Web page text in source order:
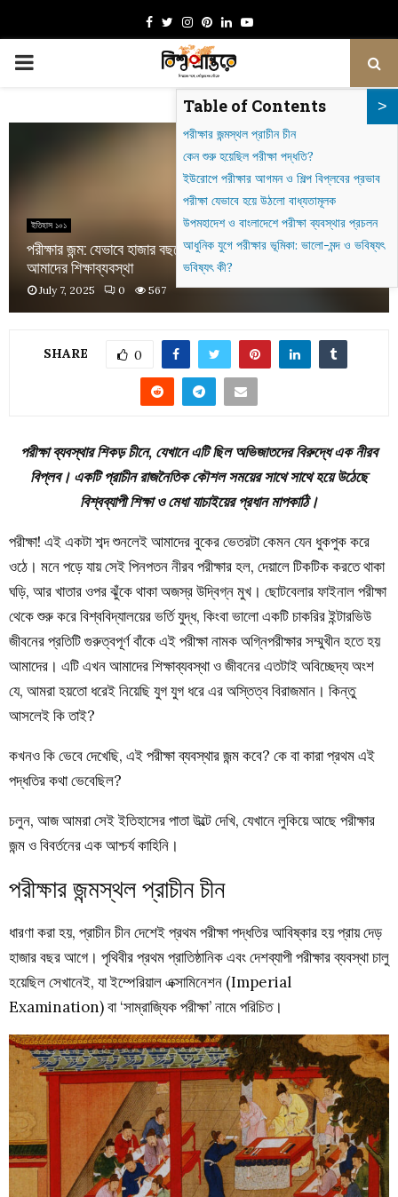
Facebook
TwitterInstagram
Pinterest
LinkedinYoutube
PRIMARY
ইতিহাস ১০১
পরীক্ষার জন্ম: যেভাবে হাজার বছরের এক চীনা উদ্ভাবন শাসন করছে
আমাদের শিক্ষাব্যবস্থা
July 7, 2025 0 567
SHARE 0
পরীক্ষা ব্যবস্থার শিকড় চীনে, যেখানে এটি ছিল অভিজাতদের বিরুদ্ধে এক নীরব
বিপ্লব। একটি প্রাচীন রাজনৈতিক কৌশল সময়ের সাথে সাথে হয়ে উঠেছে
বিশ্বব্যাপী শিক্ষা ও মেধা যাচাইয়ের প্রধান মাপকাঠি।
পরীক্ষা! এই একটা শব্দ শুনলেই আমাদের বুকের ভেতরটা কেমন যেন ধুকপুক করে
ওঠে। মনে পড়ে যায় সেই পিনপতন নীরব পরীক্ষার হল, দেয়ালে টিকটিক করতে থাকা
ঘড়ি, আর খাতার ওপর ঝুঁকে থাকা অজস্র উদ্বিগ্ন মুখ। ছোটবেলার ফাইনাল পরীক্ষা
থেকে শুরু করে বিশ্ববিদ্যালয়ের ভর্তি যুদ্ধ, কিংবা ভালো একটি চাকরির ইন্টারভিউ
জীবনের প্রতিটি গুরুত্বপূর্ণ বাঁকে এই পরীক্ষা নামক অগ্নিপরীক্ষার সম্মুখীন হতে হয়
আমাদের। এটি এখন আমাদের শিক্ষাব্যবস্থা ও জীবনের এতটাই অবিচ্ছেদ্য অংশ
যে, আমরা হয়তো ধরেই নিয়েছি যুগ যুগ ধরে এর অস্তিত্ব বিরাজমান। কিন্তু
আসলেই কি তাই?
কখনও কি ভেবে দেখেছি, এই পরীক্ষা ব্যবস্থার জন্ম কবে? কে বা কারা প্রথম এই
পদ্ধতির কথা ভেবেছিল?
চলুন, আজ আমরা সেই ইতিহাসের পাতা উল্টে দেখি, যেখানে লুকিয়ে আছে পরীক্ষার
জন্ম ও বিবর্তনের এক আশ্চর্য কাহিনি।
পরীক্ষার জন্মস্থল প্রাচীন চীন
ধারণা করা হয়, প্রাচীন চীন দেশেই প্রথম পরীক্ষা পদ্ধতির আবিষ্কার হয় প্রায় দেড়
হাজার বছর আগে। পৃথিবীর প্রথম প্রাতিষ্ঠানিক এবং দেশব্যাপী পরীক্ষার ব্যবস্থা চালু
হয়েছিল সেখানেই, যা ইম্পেরিয়াল এক্সামিনেশন (Imperial
Examination) বা ‘সাম্রাজ্যিক পরীক্ষা’ নামে পরিচিত।
Table of Contents
পরীক্ষার জন্মস্থল প্রাচীন চীন
কেন শুরু হয়েছিল পরীক্ষা পদ্ধতি?
ইউরোপে পরীক্ষার আগমন ও শিল্প বিপ্লবের প্রভাব
পরীক্ষা যেভাবে হয়ে উঠলো বাধ্যতামূলক
উপমহাদেশ ও বাংলাদেশে পরীক্ষা ব্যবস্থার প্রচলন
আধুনিক যুগে পরীক্ষার ভূমিকা: ভালো-মন্দ ও ভবিষ্যৎ
ভবিষ্যৎ কী?